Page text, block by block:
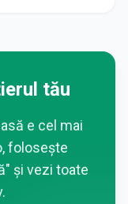
tău
e cel mai
folosește
și vezi toate
.